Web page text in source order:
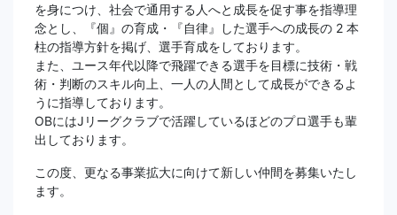
を身につけ、社会で通用する人へと成⾧を促す事を指導理
念とし、『個』の育成・『自律』した選手への成長の 2 本
柱の指導方針を掲げ、選手育成をしております。
また、ユース年代以降で飛躍できる選手を目標に技術・戦
術・判断のスキル向上、一人の人間として成長ができるよ
うに指導しております。
OBにはJリーグクラブで活躍しているほどのプロ選手も輩
出しております。
この度、更なる事業拡大に向けて新しい仲間を募集いたし
ます。